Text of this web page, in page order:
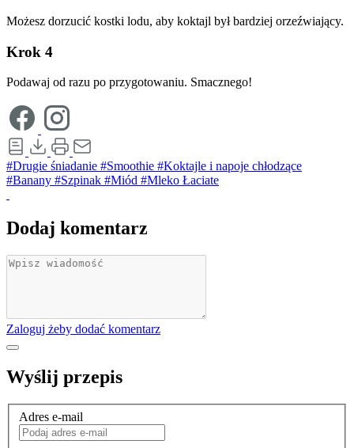
Możesz dorzucić kostki lodu, aby koktajl był bardziej orzeźwiający.
Krok 4
Podawaj od razu po przygotowaniu. Smacznego!
#Drugie śniadanie #Smoothie #Koktajle i napoje chłodzące
#Banany #Szpinak #Miód #Mleko Łaciate
Dodaj komentarz
Zaloguj żeby dodać komentarz
Wyślij przepis
Adres e-mail